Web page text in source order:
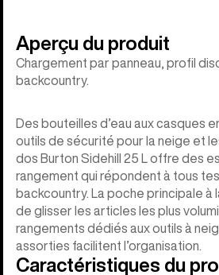
Aperçu du produit
Chargement par panneau, profil
backcountry.
Des bouteilles d’eau aux casques
outils de sécurité pour la neige et
dos Burton Sidehill 25 L offre des
rangement qui répondent à tous
backcountry. La poche principale
de glisser les articles les plus
rangements dédiés aux outils à
assorties facilitent l’organisation.
Caractéristiques du